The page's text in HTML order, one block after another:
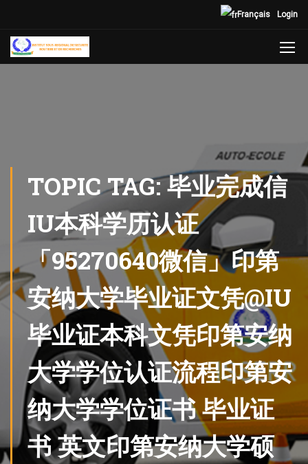
Login
Français
TOPIC TAG: 毕业完成信
IU本科学历认证
「95270640微信」印第
安纳大学毕业证文凭@IU
毕业证本科文凭印第安纳
大学学位认证流程印第安
纳大学学位证书 毕业证
书 英文印第安纳大学硕